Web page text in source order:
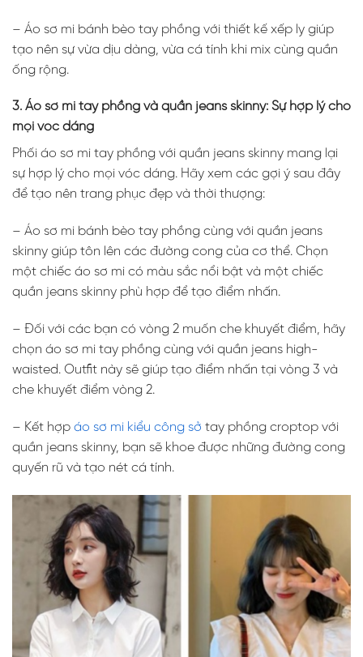
– Áo sơ mi bánh bèo tay phồng với thiết kế xếp ly giúp
tạo nên sự vừa dịu dàng, vừa cá tính khi mix cùng quần
ống rộng.
3. Áo sơ mi tay phồng và quần jeans skinny: Sự hợp lý cho
mọi vóc dáng
Phối áo sơ mi tay phồng với quần jeans skinny mang lại
sự hợp lý cho mọi vóc dáng. Hãy xem các gợi ý sau đây
để tạo nên trang phục đẹp và thời thượng:
– Áo sơ mi bánh bèo tay phồng cùng với quần jeans
skinny giúp tôn lên các đường cong của cơ thể. Chọn
một chiếc áo sơ mi có màu sắc nổi bật và một chiếc
quần jeans skinny phù hợp để tạo điểm nhấn.
– Đối với các bạn có vòng 2 muốn che khuyết điểm, hãy
chọn áo sơ mi tay phồng cùng với quần jeans high-
waisted. Outfit này sẽ giúp tạo điểm nhấn tại vòng 3 và
che khuyết điểm vòng 2.
– Kết hợp áo sơ mi kiểu công sở tay phồng croptop với
quần jeans skinny, bạn sẽ khoe được những đường cong
quyến rũ và tạo nét cá tính.